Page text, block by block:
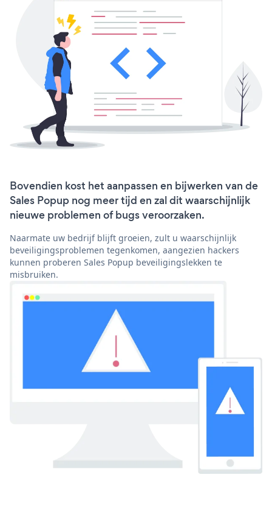
Bovendien kost het aanpassen en bijwerken van de
Sales Popup nog meer tijd en zal dit waarschijnlijk
nieuwe problemen of bugs veroorzaken.
Naarmate uw bedrijf blijft groeien, zult u waarschijnlijk
beveiligingsproblemen tegenkomen, aangezien hackers
kunnen proberen Sales Popup beveiligingslekken te
misbruiken.